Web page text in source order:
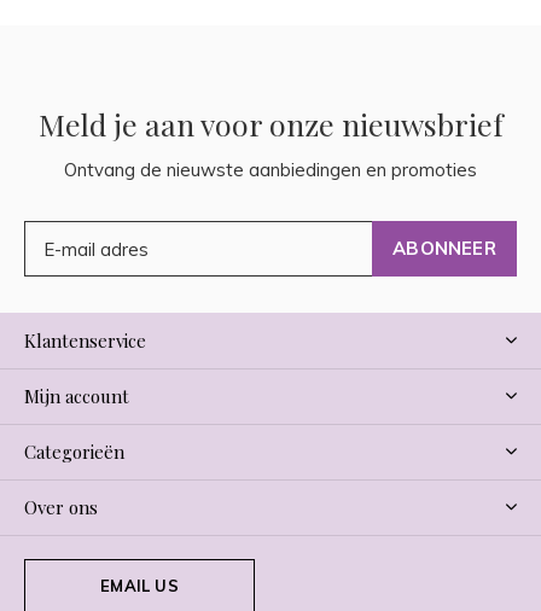
Meld je aan voor onze nieuwsbrief
Ontvang de nieuwste aanbiedingen en promoties
ABONNEER
Klantenservice
Mijn account
Categorieën
Over ons
EMAIL US